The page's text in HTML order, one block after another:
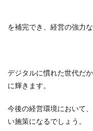
を補完でき、経営の強力
デジタルに慣れた世代だ
に輝きます。
今後の経営環境において
い施策になるでしょう。